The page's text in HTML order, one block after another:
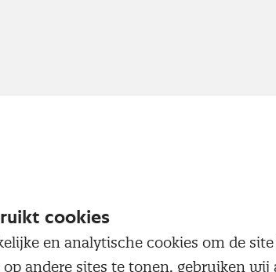
cookies
en analytische cookies om de
andere sites te tonen, gebruiken